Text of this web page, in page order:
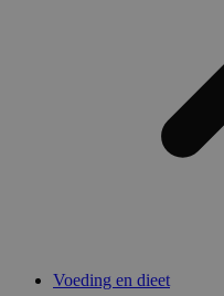
Voeding en dieet